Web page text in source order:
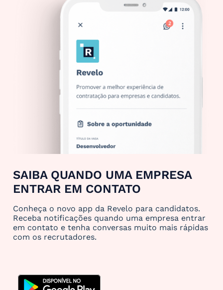
SAIBA QUANDO UMA EMPRESA
ENTRAR EM CONTATO
Conheça o novo app da Revelo para candidatos.
Receba notificações quando uma empresa entrar
em contato e tenha conversas muito mais rápidas
com os recrutadores.